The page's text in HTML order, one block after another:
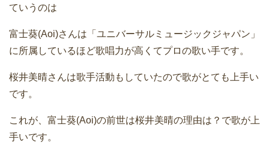
ていうのは
富士葵(Aoi)さんは「ユニバーサルミュージックジャパン」
に所属しているほど歌唱力が高くてプロの歌い手です。
桜井美晴さんは歌手活動もしていたので歌がとても上手い
です。
これが、富士葵(Aoi)の前世は桜井美晴の理由は？で歌が上
手いです。